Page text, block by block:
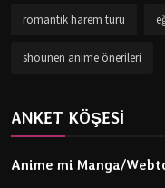
romantik harem türü
shounen anime önerileri
ANKET KÖŞESİ
Anime mi Manga/